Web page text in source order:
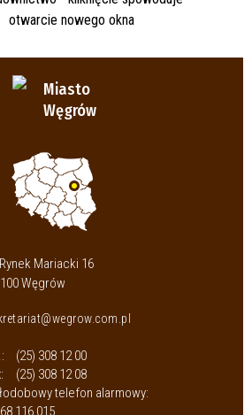
Miasto
Węgrów
Mariacki 16
Węgrów
(25) 308 12 00
(25) 308 12 08
telefon alarmowy:
116 015